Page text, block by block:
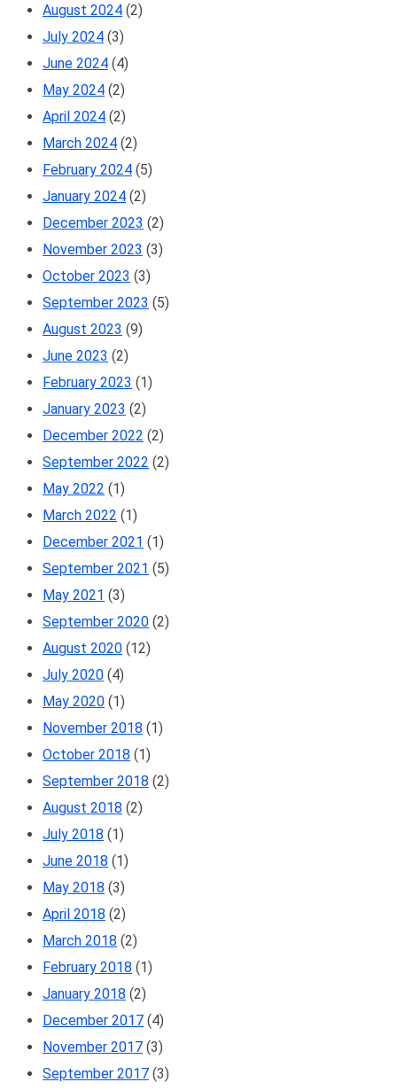
August 2024 (2)
July 2024 (3)
June 2024 (4)
May 2024 (2)
April 2024 (2)
March 2024 (2)
February 2024 (5)
January 2024 (2)
December 2023 (2)
November 2023 (3)
October 2023 (3)
September 2023 (5)
August 2023 (9)
June 2023 (2)
February 2023 (1)
January 2023 (2)
December 2022 (2)
September 2022 (2)
May 2022 (1)
March 2022 (1)
December 2021 (1)
September 2021 (5)
May 2021 (3)
September 2020 (2)
August 2020 (12)
July 2020 (4)
May 2020 (1)
November 2018 (1)
October 2018 (1)
September 2018 (2)
August 2018 (2)
July 2018 (1)
June 2018 (1)
May 2018 (3)
April 2018 (2)
March 2018 (2)
February 2018 (1)
January 2018 (2)
December 2017 (4)
November 2017 (3)
September 2017 (3)